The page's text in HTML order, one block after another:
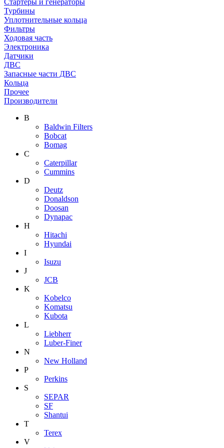
Стартеры и генераторы
Турбины
Уплотнительные кольца
Фильтры
Ходовая часть
Электроника
Датчики
ДВС
Запасные части ДВС
Кольца
Прочее
Производители
B
Baldwin Filters
Bobcat
Bomag
C
Caterpillar
Cummins
D
Deutz
Donaldson
Doosan
Dynapac
H
Hitachi
Hyundai
I
Isuzu
J
JCB
K
Kobelco
Komatsu
Kubota
L
Liebherr
Luber-Finer
N
New Holland
P
Perkins
S
SEPAR
SF
Shantui
T
Terex
V